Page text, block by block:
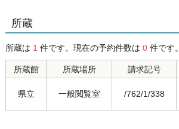
所蔵
所蔵は 1 件です。現在の予約件数は 0 件です。
所蔵館 所蔵場所 請求記号
県立 一般閲覧室 /762/1/338